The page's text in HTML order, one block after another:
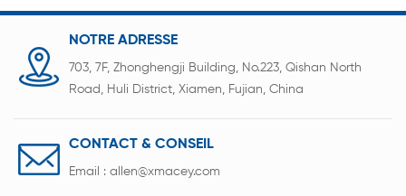
NOTRE ADRESSE
703, 7F, Zhonghengji Building, No.223, Qishan North
Road, Huli District, Xiamen, Fujian, China
CONTACT & CONSEIL
Email : allen@xmacey.com